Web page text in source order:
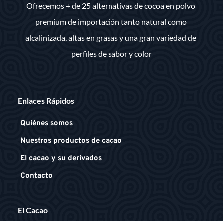
Ofrecemos + de 25 alternativas de cocoa en polvo
premium de importación tanto natural como
alcalinizada, altas en grasas y una gran variedad de
perfiles de sabor y color
Enlaces Rápidos
Quiénes somos
Nuestros productos de cacao
El cacao y su derivados
Contacto
El Cacao